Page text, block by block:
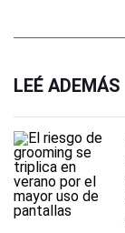
LEÉ ADEMÁS